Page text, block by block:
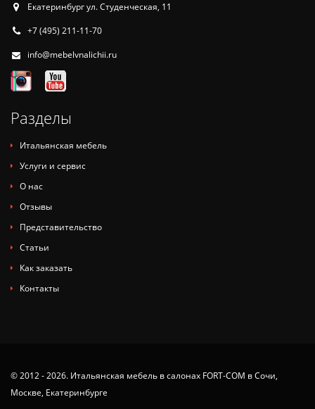
Екатеринбург ул. Студенческая, 11
+7 (495) 211-11-70
info@mebelvnalichii.ru
Разделы
Итальянская мебель
Услуги и сервис
О нас
Отзывы
Представительство
Статьи
Как заказать
Контакты
© 2012 - 2026. Итальянская мебель в салонах FORT-COM в Сочи,
Москве, Екатеринбурге